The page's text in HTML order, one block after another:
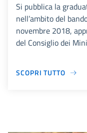
Si pubblica la
nell’ambito del
novembre 2018,
del Consiglio dei
SCOPRI TUTTO